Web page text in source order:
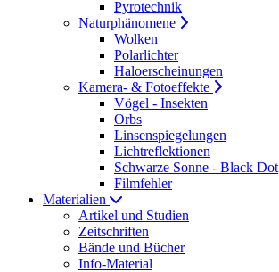
Pyrotechnik
Naturphänomene
Wolken
Polarlichter
Haloerscheinungen
Kamera- & Fotoeffekte
Vögel - Insekten
Orbs
Linsenspiegelungen
Lichtreflektionen
Schwarze Sonne - Black Dot
Filmfehler
Materialien
Artikel und Studien
Zeitschriften
Bände und Bücher
Info-Material